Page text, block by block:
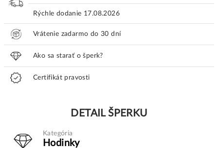
Rýchle dodanie 17.08.2026
Vrátenie zadarmo do 30 dní
Ako sa starať o šperk?
Certifikát pravosti
DETAIL ŠPERKU
Kategória
Hodinky